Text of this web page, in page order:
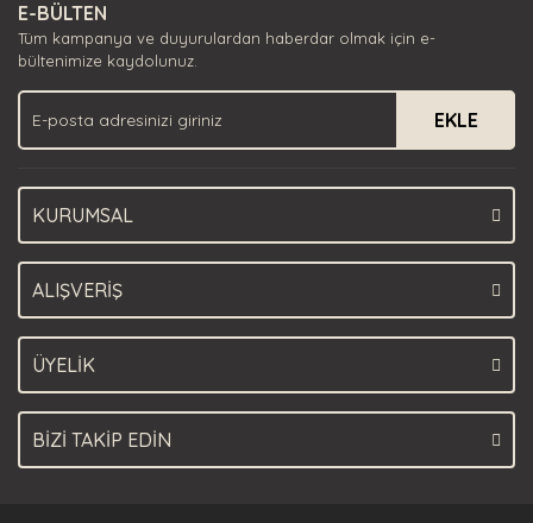
Ürün açıklamasında eksik bilgiler bulunuyor.
Ürün bilgilerinde hatalar bulunuyor.
Ürün fiyatı diğer sitelerden daha pahalı.
Bu ürüne benzer farklı alternatifler olmalı.
E-BÜLTEN
Tüm kampanya ve duyurulardan haberdar olmak için e-
bültenimize kaydolunuz.
EKLE
KURUMSAL
ALIŞVERİŞ
ÜYELİK
BİZİ TAKİP EDİN